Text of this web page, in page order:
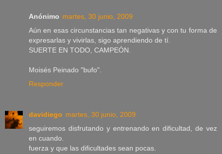
Anónimo martes, 30 junio, 2009
Aún en esas circunstancias tan negativas y con tu forma de
expresarlas y vivirlas, sigo aprendiendo de tí.
SUERTE EN TODO, CAMPEÓN.
Moisés Peinado "bufo".
Responder
davidiego martes, 30 junio, 2009
seguiremos disfrutando y entrenando en dificultad, de vez
en cuando.
fuerza y que las dificultades sean pocas.